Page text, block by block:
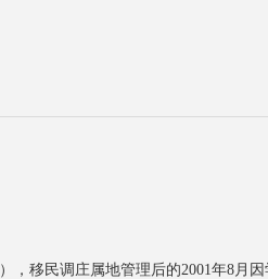
移民调庄属地管理后的2001年8月因